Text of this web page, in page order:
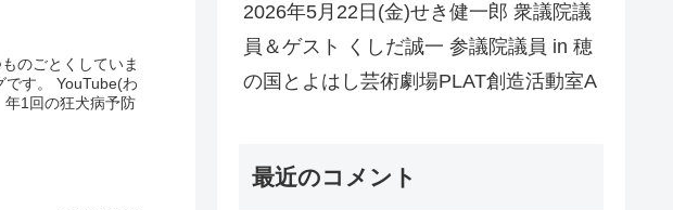
のごとくしていま
す。 YouTube(わ
年1回の狂犬病予防
2026年5月22日(金)せき健一郎 衆議院議
員＆ゲスト くしだ誠一 参議院議員 in 穂
の国とよはし芸術劇場PLAT創造活動室A
最近のコメント